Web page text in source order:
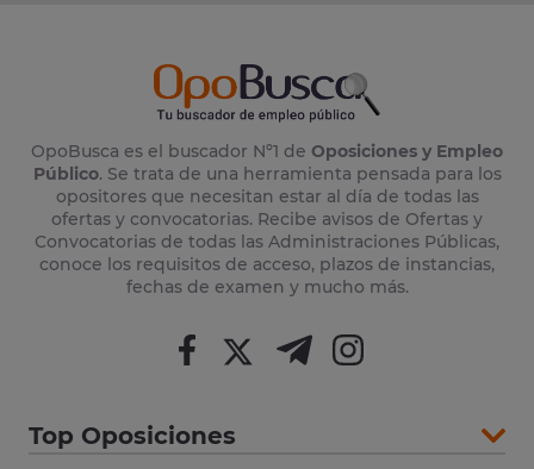
OpoBusca es el buscador Nº1 de Oposiciones y Empleo
Público. Se trata de una herramienta pensada para los
opositores que necesitan estar al día de todas las
ofertas y convocatorias. Recibe avisos de Ofertas y
Convocatorias de todas las Administraciones Públicas,
conoce los requisitos de acceso, plazos de instancias,
fechas de examen y mucho más.
Top Oposiciones